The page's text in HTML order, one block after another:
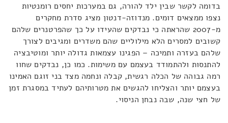
בדומה לקשר שבין ילד להורה, גם במערכות יחסים רומנטיות
נצפו ממצאים דומים. מנדוזה-דנטון מציג סדרת מחקרים
מ-2007 שהראתה כי נבדקים שהעידו על כך שהפרטנרים שלהם
קשובים למסרים הלא מילוליים שהם משדרים ומגיבים לצורך
שלהם בעזרה ותמיכה – הפגינו עצמאות גדולה יותר ומוטיבציה
להתנסות ולהתמודד בעצמם עם משימות. כמו כן, נבדקים שחוו
רמה גבוהה של הכלה רגשית, קבלה ונחמה מצד בני זוגם האמינו
בעצמם יותר והצליחו להגשים את מטרותיהם לעתיד במסגרת זמן
של חצי שנה, שבה נבחן הניסוי.